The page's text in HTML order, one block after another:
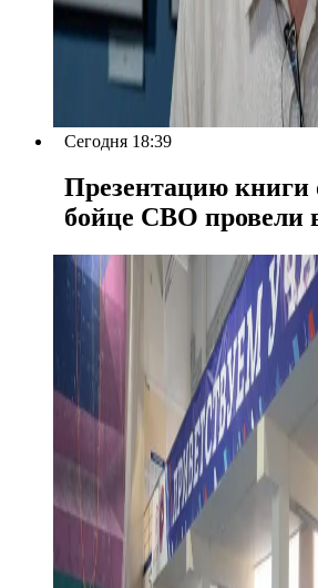
Сегодня 18:39
Презентацию книги
бойце СВО провели